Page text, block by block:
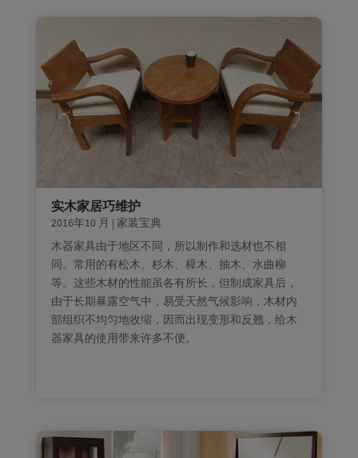
实木家居巧维护
2016年10 月 | 家装宝典
木器家具由于地区不同，所以制作和选材也不相
同。常用的有松木、杉木、樟木、抽木、水曲柳
等。这些木材的性能虽各有所长，但制成家具后，
由于长期暴露空气中，易受天然气候影响，木材内
部组织不均匀地收缩，因而出现变形和反翘，给木
器家具的使用带来许多不便。